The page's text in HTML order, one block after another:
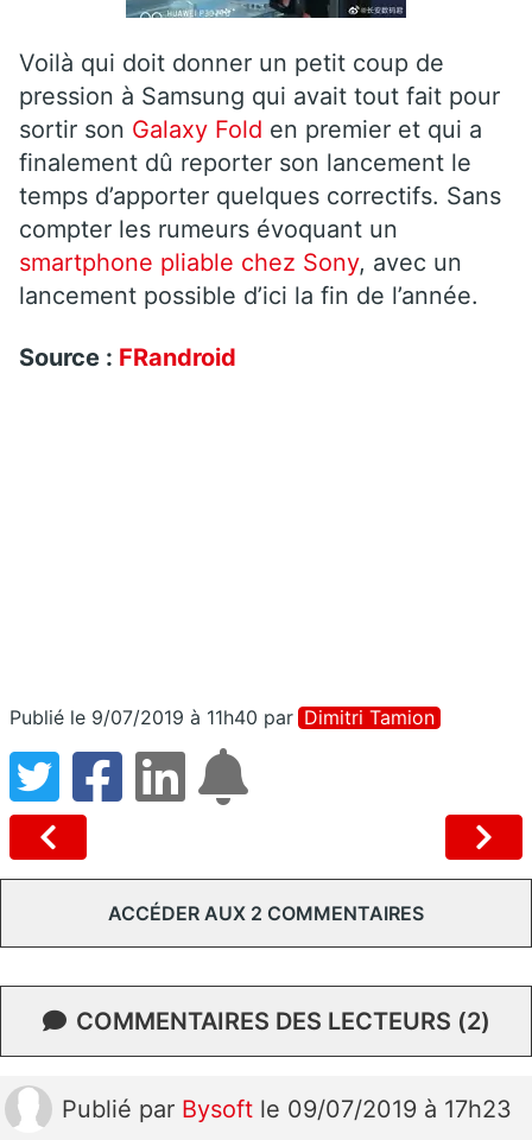
Voilà qui doit donner un petit coup de
pression à Samsung qui avait tout fait pour
sortir son Galaxy Fold en premier et qui a
finalement dû reporter son lancement le
temps d’apporter quelques correctifs. Sans
compter les rumeurs évoquant un
smartphone pliable chez Sony, avec un
lancement possible d’ici la fin de l’année.
Source : FRandroid
Publié le 9/07/2019 à 11h40 par Dimitri Tamion
ACCÉDER AUX 2 COMMENTAIRES
COMMENTAIRES DES LECTEURS (2)
Publié par Bysoft le 09/07/2019 à 17h23